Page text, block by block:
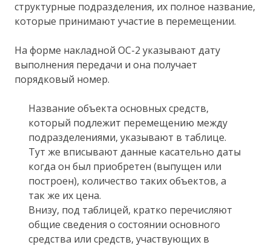
структурные подразделения, их полное название,
которые принимают участие в перемещении.
На форме накладной ОС-2 указывают дату
выполнения передачи и она получает
порядковый номер.
Название объекта основных средств,
который подлежит перемещению между
подразделениями, указывают в таблице.
Тут же вписывают данные касательно даты
когда он был приобретен (выпущен или
построен), количество таких объектов, а
так же их цена.
Внизу, под таблицей, кратко перечисляют
общие сведения о состоянии основного
средства или средств, участвующих в